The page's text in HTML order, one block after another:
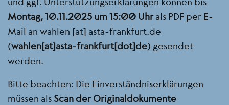
Montag, 10.11.2025 um 15:00 Uhrals PDF per E-
Mail an wahlen [at] asta-frankfurt.de
(wahlen[at]asta-frankfurt[dot]de) gesendet
werden.
Bitte beachten: Die Einverständniserklärungen
müssen als Scan der Originaldokumente